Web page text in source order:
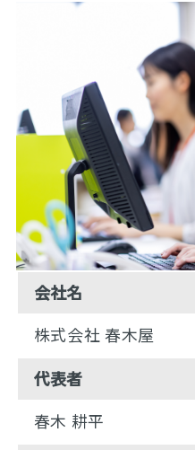
会社名
株式会社 春木屋
代表者
春木 耕平